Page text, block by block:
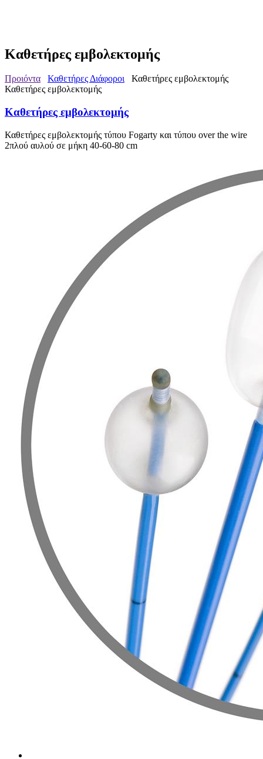
Καθετήρες εμβολεκτομής
Προιόντα Καθετήρες Διάφοροι
Καθετήρες εμβολεκτομής
Καθετήρες εμβολεκτομής
Καθετήρες εμβολεκτομής
Καθετήρες εμβολεκτομής τύπου Fogarty και τύπου over the wire
2πλού αυλού σε μήκη 40-60-80 cm